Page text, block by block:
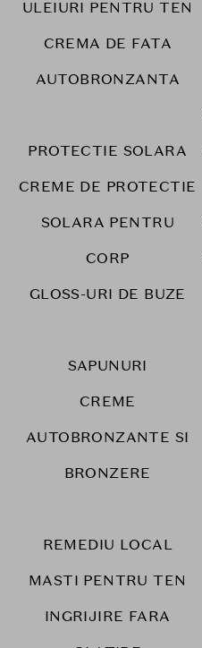
ULEIURI PENTRU TEN
CREMA DE FATA
AUTOBRONZANTA
PROTECTIE SOLARA
CREME DE PROTECTIE
SOLARA PENTRU
CORP
GLOSS-URI DE BUZE
SAPUNURI
CREME
AUTOBRONZANTE SI
BRONZERE
REMEDIU LOCAL
MASTI PENTRU TEN
INGRIJIRE FARA